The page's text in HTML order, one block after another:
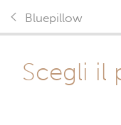
Bluepillow
Scegli il